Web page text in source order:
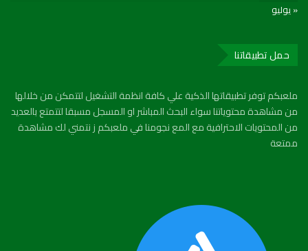
« يوليو
حمل تطبيقاتنا
ملعبكم توفر تطبيقاتها الذكية علي كافة انظمة التشغيل لتتمكن من خلالها
من مشاهدة محتوياتنا سواء البحث المباشر او المسجل مسبقا لتتمتع بالعديد
من المحتويات الاحترافية مع المع نجومنا في ملعبكم ز نتمني لك مشاهدة
ممتعة